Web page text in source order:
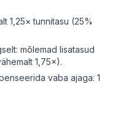
1,25× tunnitasu (25%
mõlemad lisatasud
1,75×).
vaba ajaga: 1